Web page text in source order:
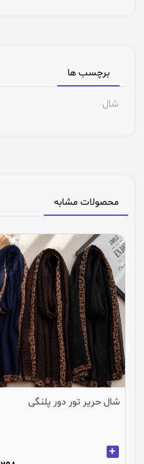
برچسب ها
شال
محصولات مشابه
شال حریر تور دور پلنگی
+